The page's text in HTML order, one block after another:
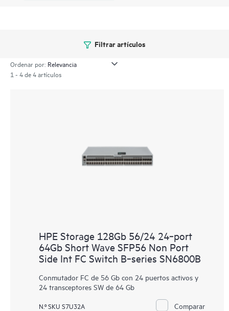
Filtrar artículos
Ordenar por:
1 - 4 de 4 artículos
HPE Storage 128Gb 56/24 24‑port
64Gb Short Wave SFP56 Non Port
Side Int FC Switch B‑series SN6800B
Conmutador FC de 56 Gb con 24 puertos activos y
24 transceptores SW de 64 Gb
N.º SKU S7U32A Comparar